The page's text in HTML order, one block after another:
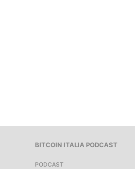
BITCOIN ITALIA PODCAST
PODCAST